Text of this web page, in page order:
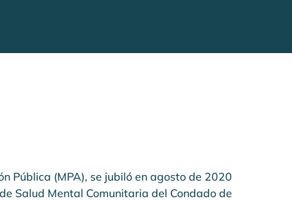
Pública (MPA), se jubiló en agosto de 2020
Salud Mental Comunitaria del Condado de